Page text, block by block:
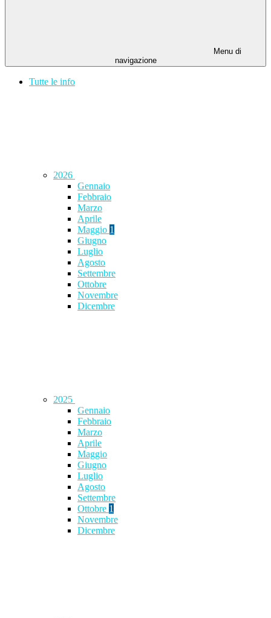
Menu di
navigazione
Tutte le info
2026
Gennaio
Febbraio
Marzo
Aprile
Maggio 1
Giugno
Luglio
Agosto
Settembre
Ottobre
Novembre
Dicembre
2025
Gennaio
Febbraio
Marzo
Aprile
Maggio
Giugno
Luglio
Agosto
Settembre
Ottobre 1
Novembre
Dicembre